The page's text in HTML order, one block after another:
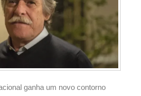
ganha um novo contorno